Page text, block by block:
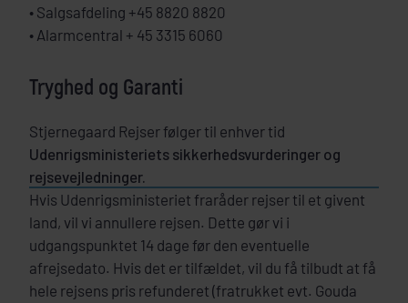
• Salgsafdeling +45 8820 8820
• Alarmcentral + 45 3315 6060
Tryghed og Garanti
Stjernegaard Rejser følger til enhver tid
Udenrigsministeriets sikkerhedsvurderinger og
rejsevejledninger.
Hvis Udenrigsministeriet fraråder rejser til et givent
land, vil vi annullere rejsen. Dette gør vi i
udgangspunktet 14 dage før den eventuelle
afrejsedato. Hvis det er tilfældet, vil du få tilbudt at få
hele rejsens pris refunderet (fratrukket evt. Gouda